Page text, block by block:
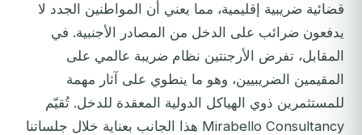
قضائية ضريبية إقليمية، مما يعني أن المواطنين الجدد لا
يدفعون ضرائب على الدخل من المصادر الأجنبية. في
المقابل، تفرض الأرجنتين نظام ضريبة عالمي على
المقيمين الضريبيين، وهو ما ينطوي على آثار مهمة
للمستثمرين ذوي الهياكل الدولية المعقدة للدخل. تُقيّم
Mirabello Consultancy هذا الجانب بعناية خلال جلساتنا